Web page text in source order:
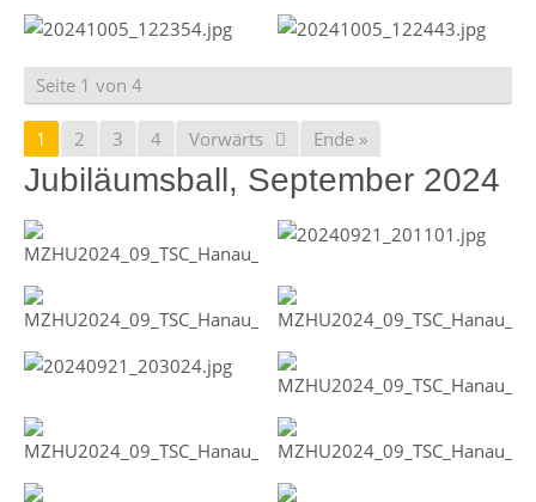
Seite 1 von 4
1 2 3 4 Vorwärts Ende »
Jubiläumsball, September 2024